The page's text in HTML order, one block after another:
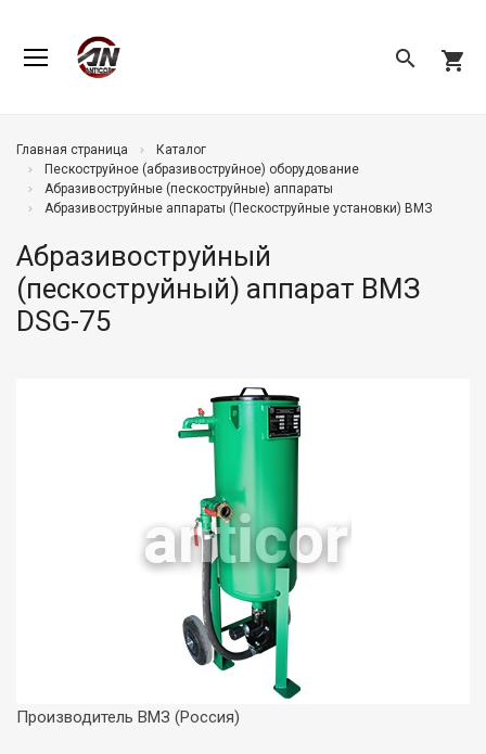
search shopping_cart
Главная страница
Каталог
Пескоструйное (абразивоструйное) оборудование
Абразивоструйные (пескоструйные) аппараты
Абразивоструйные аппараты (Пескоструйные установки) ВМЗ
Абразивоструйный
(пескоструйный) аппарат ВМЗ
DSG-75
Производитель ВМЗ (Россия)